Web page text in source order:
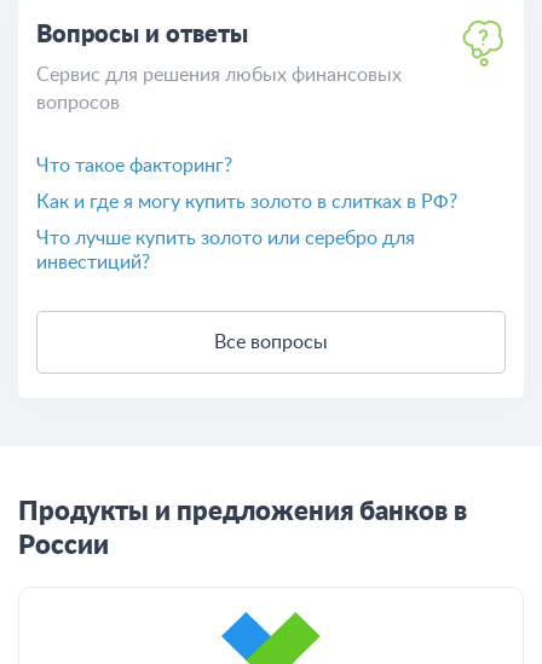
Вопросы и ответы
Сервис для решения любых финансовых
вопросов
Что такое факторинг?
Как и где я могу купить золото в слитках в РФ?
Что лучше купить золото или серебро для
инвестиций?
Все вопросы
Продукты и предложения банков в
России